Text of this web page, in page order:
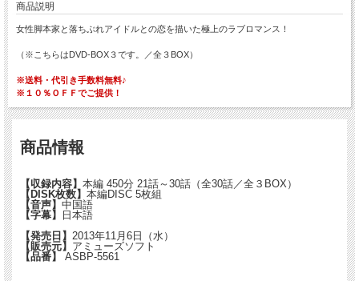
商品説明
女性脚本家と落ちぶれアイドルとの恋を描いた極上のラブロマンス！
（※こちらはDVD-BOX３です。／全３BOX）
※送料・代引き手数料無料♪
※１０％ＯＦＦでご提供！
商品情報
【収録内容】 本編 450分 21話～30話（全30話／全３BOX）
【DISK枚数】 本編DISC 5枚組
【音声】 中国語
【字幕】
日本語
【発売日】 2013年11月6日（水）
【販売元】 アミューズソフト
【品番】
ASBP-5561